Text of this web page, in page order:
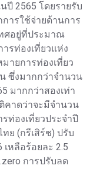
ปี 2565 โดยรายรับ
ารใช้จ่ายด้านการ
ทศอยู่ที่ประมาณ
รท่องเที่ยวแห่ง
ายการท่องเที่ยว
ซึ่งมากกว่าจำนวน
มากกว่าสองเท่า
คาดว่าจะมีจำนวน
ท่องเที่ยวประจำปี
ย (กรีเสิร์ช) ปรับ
หลือร้อยละ 2.5
การปรับลด